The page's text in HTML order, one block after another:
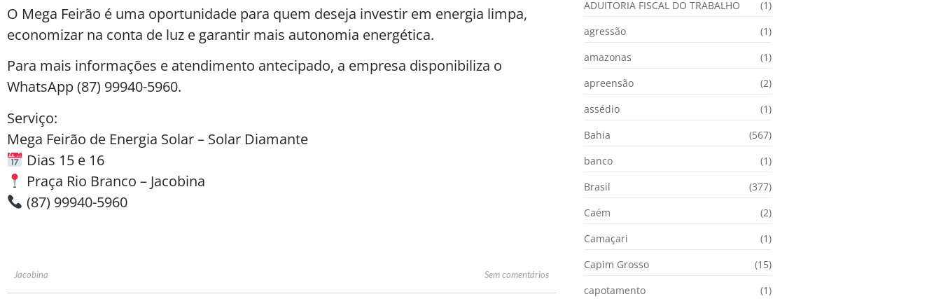
O Mega Feirão é uma oportunidade para quem deseja investir em energia limpa,
economizar na conta de luz e garantir mais autonomia energética.
Para mais informações e atendimento antecipado, a empresa disponibiliza o
WhatsApp (87) 99940-5960.
Serviço:
Mega Feirão de Energia Solar – Solar Diamante
Dias 15 e 16
Praça Rio Branco – Jacobina
(87) 99940-5960
Jacobina Sem comentários
ADUITORIA FISCAL DO TRABALHO
(1)
agressão
(1)
amazonas
(1)
apreensão
(2)
assédio
(1)
Bahia
(567)
banco
(1)
Brasil
(377)
Caém
(2)
Camaçari
(1)
Capim Grosso
(15)
capotamento
(1)